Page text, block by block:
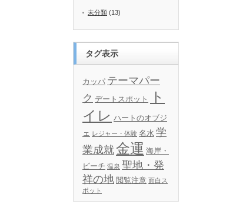
未分類 (13)
タグ表示
カッパ テーマパー
ク デートスポット
ト
イレ ハートのオブジ
ェ レジャー・体験 名水 学
業成就金運 海岸・
ビーチ 温泉 聖地・発
祥の地 閲覧注意 面白ス
ポット